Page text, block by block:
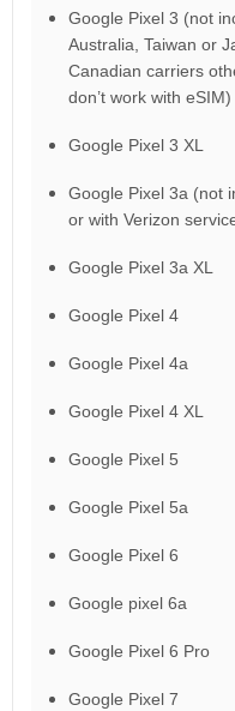
Google Pixel 3 (not
Australia, Taiwan or
Canadian carriers
don’t work with eSIM)
Google Pixel 3 XL
Google Pixel 3a (not
or with Verizon
Google Pixel 3a XL
Google Pixel 4
Google Pixel 4a
Google Pixel 4 XL
Google Pixel 5
Google Pixel 5a
Google Pixel 6
Google pixel 6a
Google Pixel 6 Pro
Google Pixel 7